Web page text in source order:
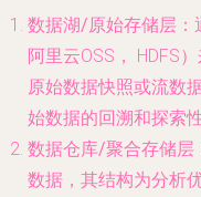
数据湖/原始存储层
阿里云OSS， HDFS
原始数据快照或流数
始数据的回溯和探索性
数据仓库/聚合存储层
数据，其结构为分析